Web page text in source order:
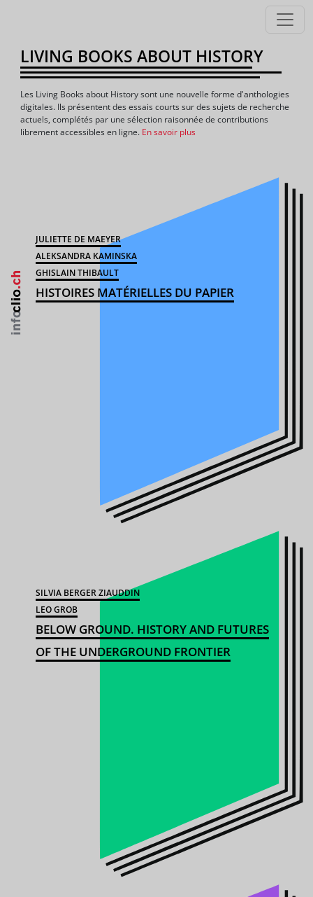
LIVING BOOKS ABOUT HISTORY
Les Living Books about History sont une nouvelle forme d'anthologies
digitales. Ils présentent des essais courts sur des sujets de recherche
actuels, complétés par une sélection raisonnée de contributions
librement accessibles en ligne. En savoir plus
JULIETTE DE MAEYER
ALEKSANDRA KAMINSKA
GHISLAIN THIBAULT
HISTOIRES MATÉRIELLES DU PAPIER
SILVIA BERGER ZIAUDDIN
LEO GROB
BELOW GROUND. HISTORY AND FUTURES
OF THE UNDERGROUND FRONTIER